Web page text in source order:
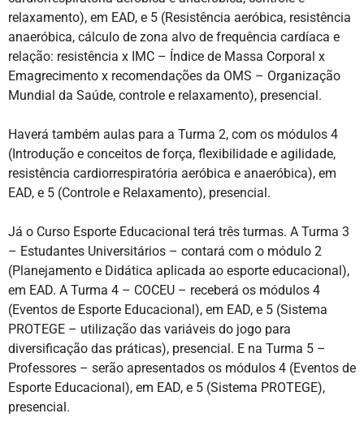
relaxamento), em EAD, e 5 (Resistência aeróbica, resistência
anaeróbica, cálculo de zona alvo de frequência cardíaca e
relação: resistência x IMC – Índice de Massa Corporal x
Emagrecimento x recomendações da OMS – Organização
Mundial da Saúde, controle e relaxamento), presencial.
Haverá também aulas para a Turma 2, com os módulos 4
(Introdução e conceitos de força, flexibilidade e agilidade,
resistência cardiorrespiratória aeróbica e anaeróbica), em
EAD, e 5 (Controle e Relaxamento), presencial.
Já o Curso Esporte Educacional terá três turmas. A Turma 3
– Estudantes Universitários – contará com o módulo 2
(Planejamento e Didática aplicada ao esporte educacional),
em EAD. A Turma 4 – COCEU – receberá os módulos 4
(Eventos de Esporte Educacional), em EAD, e 5 (Sistema
PROTEGE – utilização das variáveis do jogo para
diversificação das práticas), presencial. E na Turma 5 –
Professores – serão apresentados os módulos 4 (Eventos de
Esporte Educacional), em EAD, e 5 (Sistema PROTEGE),
presencial.